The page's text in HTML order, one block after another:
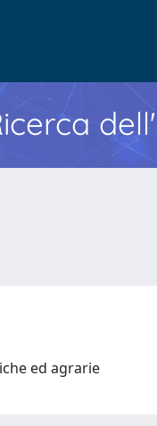
ed agrarie